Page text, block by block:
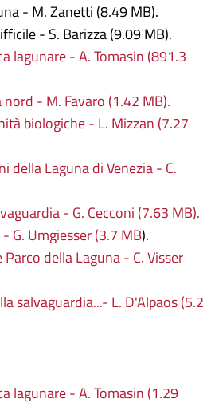
- M. Zanetti (8.49 MB).
- S. Barizza (9.09 MB).
lagunare - A. Tomasin (891.3
- M. Favaro (1.42 MB).
biologiche - L. Mizzan (7.27
della Laguna di Venezia - C.
- G. Cecconi (7.63 MB).
G. Umgiesser (3.7 MB).
della Laguna - C. Visser
salvaguardia...- L. D'Alpaos (5.2
lagunare - A. Tomasin (1.29